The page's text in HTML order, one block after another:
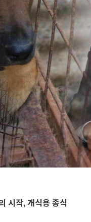
시작, 개식용 종식